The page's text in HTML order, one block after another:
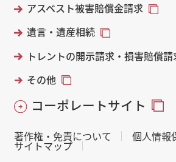
アスベスト被害賠償金請求
遺言・遺産相続
トレントの開示請求・損害賠償
その他
コーポレートサイト
著作権・免責について 個人情報
サイトマップ